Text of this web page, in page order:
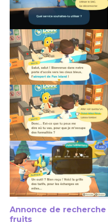
Annonce de recherche
fruits